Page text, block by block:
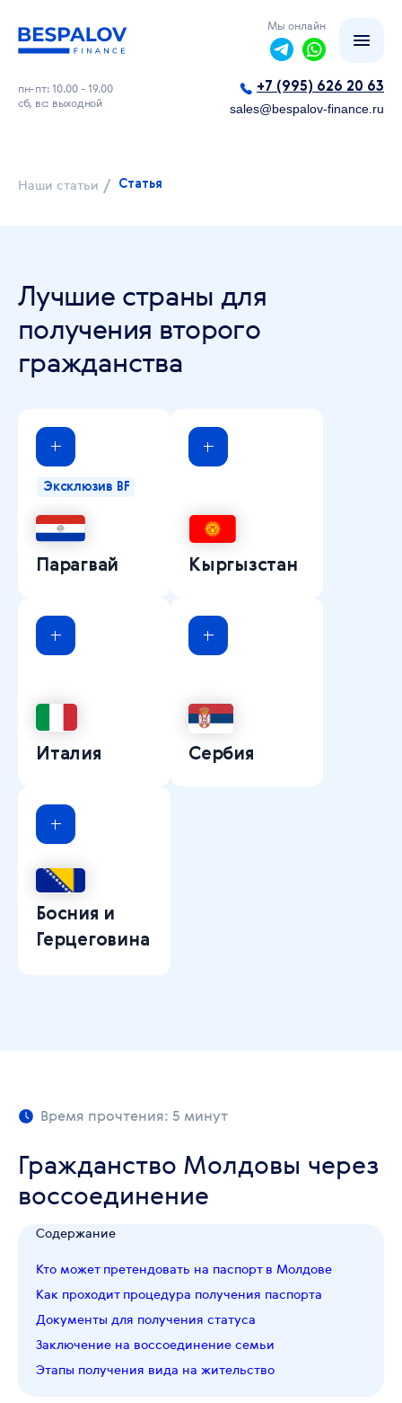
sales@bespalov-finance.ru
+7 (995) 626 20 63
Мы онлайн
пн-пт: 10.00 - 19.00
сб, вс: выходной
Наши статьи / Статья
Лучшие страны для
получения второго
гражданства
Эксклюзив BF
Парагвай Кыргызстан
Италия Сербия
Босния и
Герцеговина
Время прочтения: 5 минут
Гражданство Молдовы через
воссоединение
Содержание
Кто может претендовать на паспорт в Молдове
Как проходит процедура получения паспорта
Документы для получения статуса
Заключение на воссоединение семьи
Этапы получения вида на жительство